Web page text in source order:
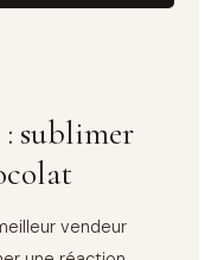
sublimer
vendeur